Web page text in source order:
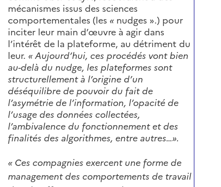
mécanismes issus des sciences
comportementales (les « nudges ».) pour
inciter leur main d’œuvre à agir dans
l’intérêt de la plateforme, au détriment du
leur. « Aujourd’hui, ces procédés vont bien
au-delà du nudge, les plateformes sont
structurellement à l’origine d’un
déséquilibre de pouvoir du fait de
l’asymétrie de l’information, l’opacité de
l’usage des données collectées,
l’ambivalence du fonctionnement et des
finalités des algorithmes, entre autres…».
« Ces compagnies exercent une forme de
management des comportements de travail